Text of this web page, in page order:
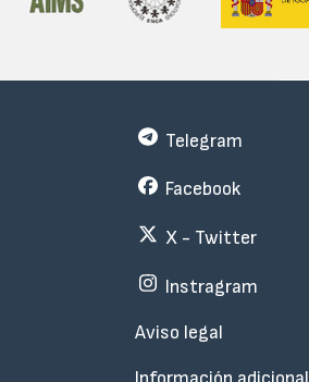
Subfooter
Telegram
Facebook
X - Twitter
Instragram
Aviso legal